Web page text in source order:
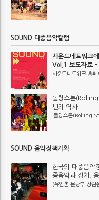
SOUND 대중음악칼럼
사운드네트워크
Vol.1 보도자료 -
사운드네트워크 홈페
롤링스톤
년의 역사
‘롤링스톤(Rolling
SOUND 음악정책기획
한국의 대중음악
중음악과 정치, 음
(유인촌 문광부 장